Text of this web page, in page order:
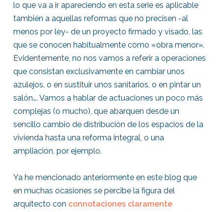
lo que va a ir apareciendo en esta serie es aplicable
también a aquellas reformas que no precisen -al
menos por ley- de un proyecto firmado y visado, las
que se conocen habitualmente como «obra menor».
Evidentemente, no nos vamos a referir a operaciones
que consistan exclusivamente en cambiar unos
azulejos, o en sustituir unos sanitarios, o en pintar un
salón…. Vamos a hablar de actuaciones un poco más
complejas (o mucho), que abarquen desde un
sencillo cambio de distribución de los espacios de la
vivienda hasta una reforma integral, o una
ampliación, por ejemplo.
Ya he mencionado anteriormente en este blog que
en muchas ocasiones se percibe la figura del
arquitecto con connotaciones claramente